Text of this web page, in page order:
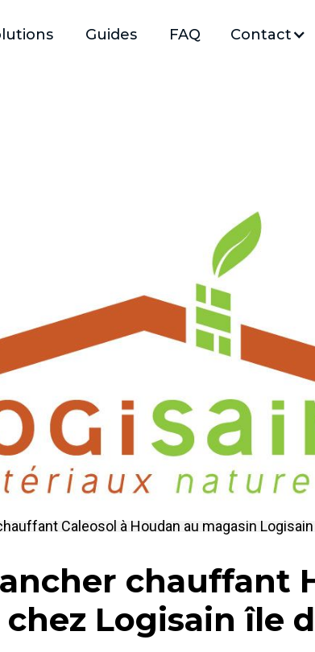
Guides FAQ Contact
Caleosol à Houdan au magasin
chauffant
chez Logisain île